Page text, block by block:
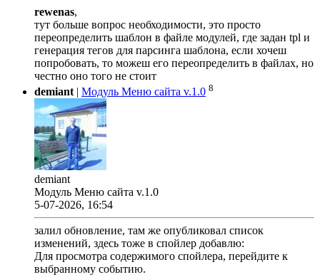
rewenas,
тут больше вопрос необходимости, это просто
переопределить шаблон в файле модулей, где задан tpl и
генерация тегов для парсинга шаблона, если хочеш
попробовать, то можеш его переопределить в файлах, но
честно оно того не стоит
demiant | Модуль Меню сайта v.1.0 8
demiant
Модуль Меню сайта v.1.0
5-07-2026, 16:54
залил обновление, там же опубликовал список
изменений, здесь тоже в спойлер добавлю:
Для просмотра содержимого спойлера, перейдите к
выбранному событию.